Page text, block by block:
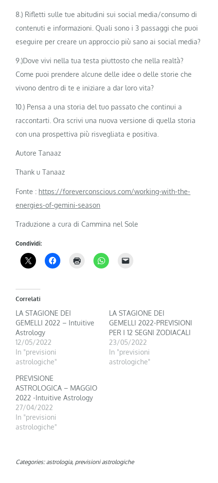
8.) Rifletti sulle tue abitudini sui social media/consumo di
contenuti e informazioni. Quali sono i 3 passaggi che puoi
eseguire per creare un approccio più sano ai social media?
9.)Dove vivi nella tua testa piuttosto che nella realtà?
Come puoi prendere alcune delle idee o delle storie che
vivono dentro di te e iniziare a dar loro vita?
10.) Pensa a una storia del tuo passato che continui a
raccontarti. Ora scrivi una nuova versione di quella storia
con una prospettiva più risvegliata e positiva.
Autore Tanaaz
Thank u Tanaaz
Fonte : https://foreverconscious.com/working-with-the-
energies-of-gemini-season
Traduzione a cura di Cammina nel Sole
Condividi:
Correlati
LA STAGIONE DEI
GEMELLI 2022 – Intuitive
Astrology
12/05/2022
In "previsioni
astrologiche"
LA STAGIONE DEI
GEMELLI 2022-PREVISIONI
PER I 12 SEGNI ZODIACALI
23/05/2022
In "previsioni
astrologiche"
PREVISIONE
ASTROLOGICA – MAGGIO
2022 -Intuitive Astrology
27/04/2022
In "previsioni
astrologiche"
Categories: astrologia, previsioni astrologiche